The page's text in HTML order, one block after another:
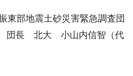
東部地震土砂災害緊急調査団
小山内信智（代